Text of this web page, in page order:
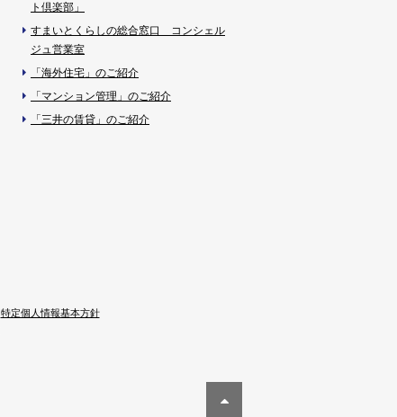
ト倶楽部」
すまいとくらしの総合窓口 コンシェル
ジュ営業室
「海外住宅」のご紹介
「マンション管理」のご紹介
「三井の賃貸」のご紹介
特定個人情報基本方針